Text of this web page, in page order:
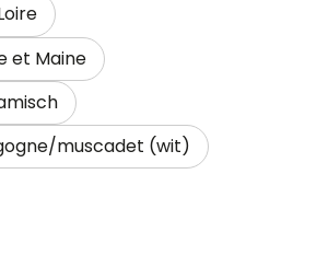
et Maine
muscadet (wit)